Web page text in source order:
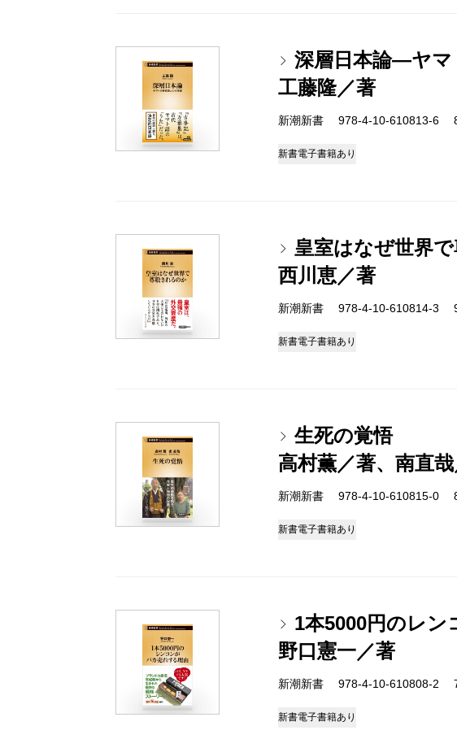
深層日本論―ヤ
工藤隆／著
新潮新書 978-4-10-610813-6
新書電子書籍あり
皇室はなぜ世界
西川恵／著
新潮新書 978-4-10-610814-3
新書電子書籍あり
生死の覚悟
高村薫／著、南直
新潮新書 978-4-10-610815-0
新書電子書籍あり
1本5000円のレン
野口憲一／著
新潮新書 978-4-10-610808-2
新書電子書籍あり